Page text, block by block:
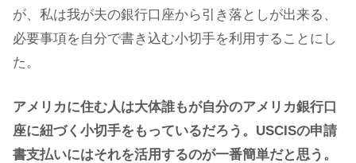
が、私は我が夫の銀行口座から引き落としが出来る、
必要事項を自分で書き込む小切手を利用することにし
た。
アメリカに住む人は大体誰もが自分のアメリカ銀行口
座に紐づく小切手をもっているだろう。USCISの申請
書支払いにはそれを活用するのが一番簡単だと思う。